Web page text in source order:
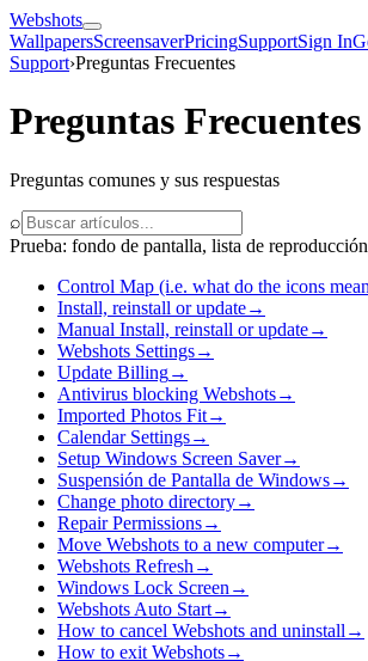
Webshots
WallpapersScreensaverPricingSupportSign In
Support›Preguntas Frecuentes
Preguntas Frecuentes
Preguntas comunes y sus respuestas
⌕
Prueba: fondo de pantalla, lista de
Control Map (i.e. what do the icons
Install, reinstall or update→
Manual Install, reinstall or update→
Webshots Settings→
Update Billing→
Antivirus blocking Webshots→
Imported Photos Fit→
Calendar Settings→
Setup Windows Screen Saver→
Suspensión de Pantalla de Windows→
Change photo directory→
Repair Permissions→
Move Webshots to a new computer→
Webshots Refresh →
Windows Lock Screen →
Webshots Auto Start→
How to cancel Webshots and uninstall →
How to exit Webshots→